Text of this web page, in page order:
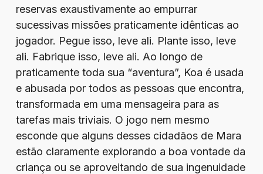
reservas exaustivamente ao empurrar
sucessivas missões praticamente idênticas ao
jogador. Pegue isso, leve ali. Plante isso, leve
ali. Fabrique isso, leve ali. Ao longo de
praticamente toda sua “aventura”, Koa é usada
e abusada por todos as pessoas que encontra,
transformada em uma mensageira para as
tarefas mais triviais. O jogo nem mesmo
esconde que alguns desses cidadãos de Mara
estão claramente explorando a boa vontade da
criança ou se aproveitando de sua ingenuidade